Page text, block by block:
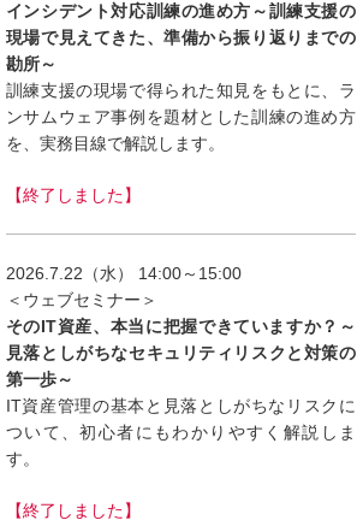
インシデント対応訓練の進め方～訓練支援の
現場で見えてきた、準備から振り返りまでの
勘所～
訓練支援の現場で得られた知見をもとに、ラ
ンサムウェア事例を題材とした訓練の進め方
を、実務目線で解説します。
【終了しました】
2026.7.22（水） 14:00～15:00
＜ウェブセミナー＞
そのIT資産、本当に把握できていますか？～
見落としがちなセキュリティリスクと対策の
第一歩～
IT資産管理の基本と見落としがちなリスクに
ついて、初心者にもわかりやすく解説しま
す。
【終了しました】